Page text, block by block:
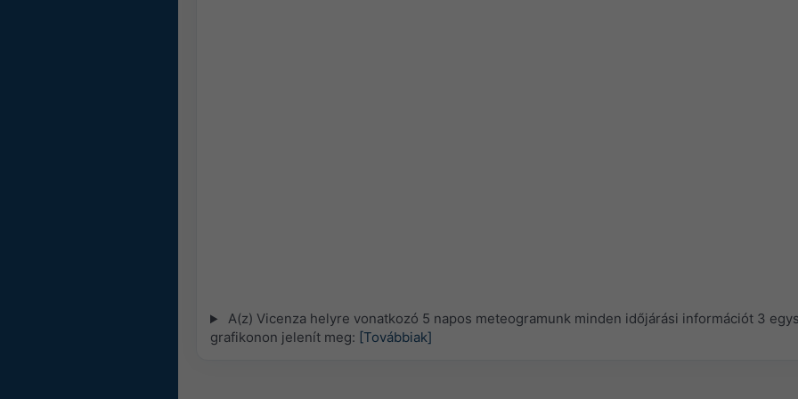
A(z) Vicenza helyre vonatkozó 5 napos meteogramunk minden időjárási információt 3
grafikonon jelenít meg: [Továbbiak]